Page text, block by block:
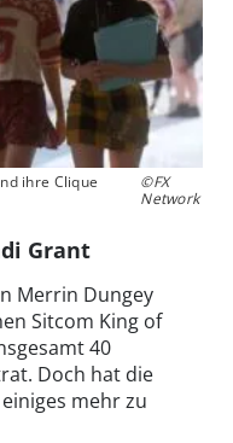
ihre Clique
©FX
Network
Grant
Merrin Dungey
Sitcom King of
40
Doch hat die
mehr zu